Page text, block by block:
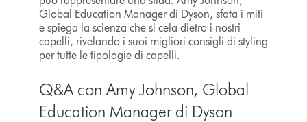
Global Education Manager di Dyson, sfata i miti
e spiega la scienza che si cela dietro i nostri
capelli, rivelando i suoi migliori consigli di styling
per tutte le tipologie di capelli.
Q&A con Amy Johnson, Global
Education Manager di Dyson